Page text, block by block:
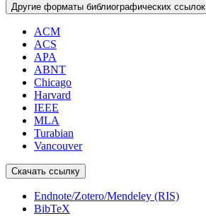
Другие форматы библиографических ссылок
ACM
ACS
APA
ABNT
Chicago
Harvard
IEEE
MLA
Turabian
Vancouver
Скачать ссылку
Endnote/Zotero/Mendeley (RIS)
BibTeX